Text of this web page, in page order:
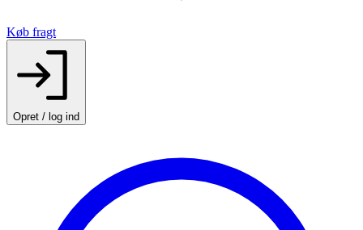
Køb fragt
Opret / log ind